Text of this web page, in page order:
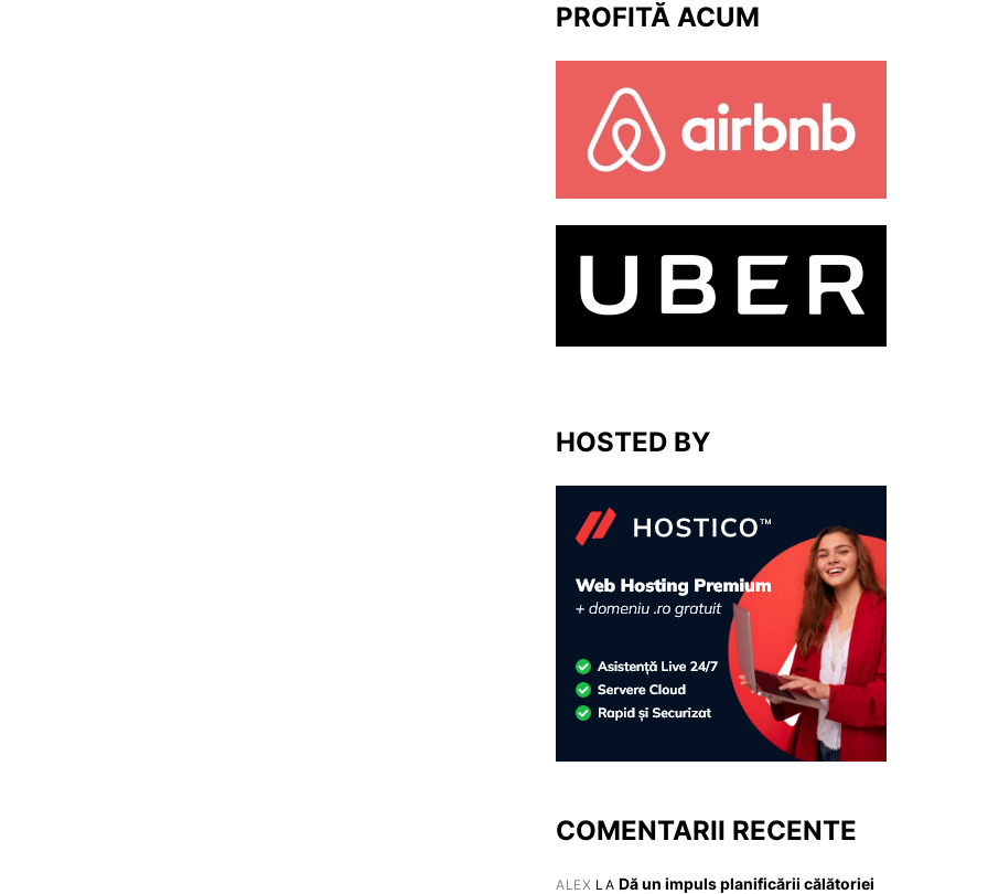
PROFITĂ ACUM
HOSTED BY
COMENTARII RECENTE
ALEX LA Dă un impuls planificării călătoriei